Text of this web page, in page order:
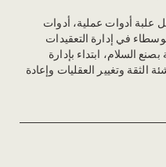
علبة أدوات عملية، أدوات
في إدارة التعقيدات
السلام، ابتداء بإدارة
وتغيير العقليات وإعادة